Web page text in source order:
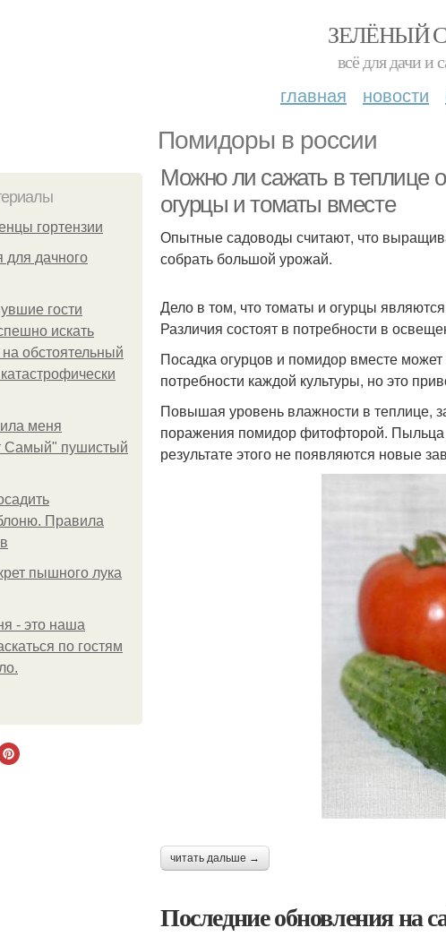
ЗЕЛЁНЫЙ
всё для дачи и
главная новости
Помидоры в россии
гортензии
для дачного
гости
искать
обстоятельный
меня
Самый" пушистый
Правила
пышного лука
- это наша
по гостям
Можно ли сажать в теплице
огурцы и томаты вместе
Опытные садоводы считают, что
собрать большой урожай.
Дело в том, что томаты и огурцы
Различия состоят в потребности в
Посадка огурцов и помидор вместе
потребности каждой культуры, но это
Повышая уровень влажности в теплице,
поражения помидор фитофторой. Пыльца
результате этого не появляются новые
читать дальше →
Последние обновления на